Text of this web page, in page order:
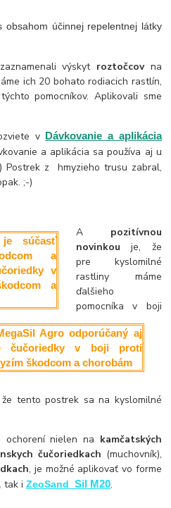
účinnej repelentnej látky
výskyt roztočcov na
ich 20 bohato rodiacich rastlín,
pomocníkov. Aplikovali sme
v Dávkovanie a aplikácia
a aplikácia sa používa aj u
Postrek z hmyzieho trusu zabral,
;-)
A pozitívnou
novinkou je, že
pre kyslomilné
rastliny máme
ďalšieho
pomocníka v boji
tento postrek sa na kyslomilné
ochorení nielen na kamčatských
čučoriedkach (muchovník),
, je možné aplikovať vo forme
tak iZeoSand Sil M20.